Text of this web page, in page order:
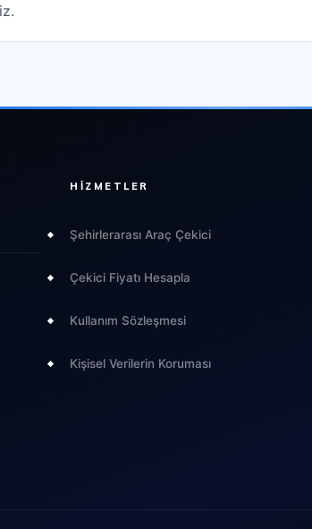
HIZMETLER
Şehirlerarası Araç Çekici
Çekici Fiyatı Hesapla
Kullanım Sözleşmesi
Kişisel Verilerin Koruması